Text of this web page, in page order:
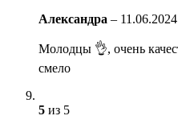
Александра – 11.06.2024
Молодцы 👌, очень
смело
5 из 5